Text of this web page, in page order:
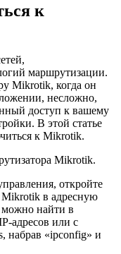
к
маршрутизации.
Mikrotik, когда он
несложно,
доступ к вашему
В этой статье
к Mikrotik.
Mikrotik.
откройте
Mikrotik в адресную
можно найти в
адресов или с
набрав «ipconfig» и